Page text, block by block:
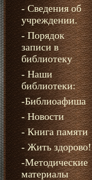
- Сведения об
учреждении.
- Порядок
записи в
библиотеку
- Наши
библиотеки:
-Библиоафиша
- Новости
- Книга памяти
- Жить здорово!
-Методические
материалы